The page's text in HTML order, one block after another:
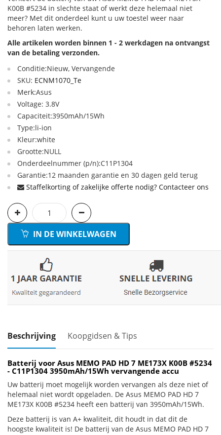
K00B #5234 in slechte staat of werkt deze helemaal niet
meer? Met dit onderdeel kunt u uw toestel weer naar
behoren laten werken.
Alle artikelen worden binnen 1 - 2 werkdagen na ontvangst
van de betaling verzonden.
Conditie:Nieuw, Vervangende
SKU: ECNM1070_Te
Merk:Asus
Voltage: 3.8V
Capaciteit:3950mAh/15Wh
Type:li-ion
Kleur:white
Grootte:NULL
Onderdeelnummer (p/n):C11P1304
Garantie:12 maanden garantie en 30 dagen geld terug
Staffelkorting of zakelijke offerte nodig? Contacteer ons
IN DE WINKELWAGEN
Beschrijving Koopgidsen & Tips
Batterij voor Asus MEMO PAD HD 7 ME173X K00B #5234
- C11P1304 3950mAh/15Wh vervangende accu
Uw batterij moet mogelijk worden vervangen als deze niet of
helemaal niet wordt opgeladen. De Asus MEMO PAD HD 7
ME173X K00B #5234 heeft een batterij van 3950mAh/15Wh.
Deze batterij is van A+ kwaliteit, dit houdt in dat dit de
hoogste kwaliteit is! De batterij van de Asus MEMO PAD HD 7